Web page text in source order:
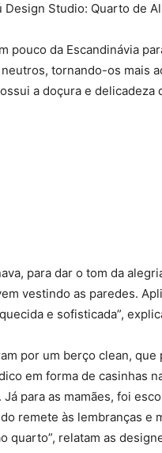
Studio: Quarto de
pouco da Escandinávia
tornando-os mais
a doçura e
para dar o tom da
vestindo as paredes.
e sofisticada”,
por um berço clean, que
em forma de casinhas
para as mamães, foi
remete às lembranças e
quarto”, relatam as